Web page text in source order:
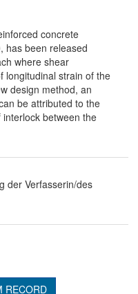
concrete
has been released
where shear
longitudinal strain of the
design method, an
be attributed to the
between the
der Verfasserin/des
RECORD